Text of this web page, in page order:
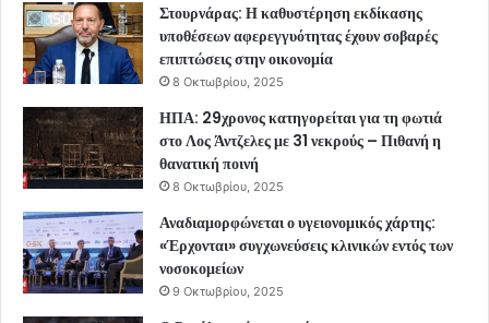
Στουρνάρας: Η καθυστέρηση εκδίκασης
υποθέσεων αφερεγγυότητας έχουν σοβαρές
επιπτώσεις στην οικονομία
8 Οκτωβρίου, 2025
ΗΠΑ: 29χρονος κατηγορείται για τη φωτιά
στο Λος Άντζελες με 31 νεκρούς – Πιθανή η
θανατική ποινή
8 Οκτωβρίου, 2025
Αναδιαμορφώνεται ο υγειονομικός χάρτης:
«Έρχονται» συγχωνεύσεις κλινικών εντός των
νοσοκομείων
9 Οκτωβρίου, 2025